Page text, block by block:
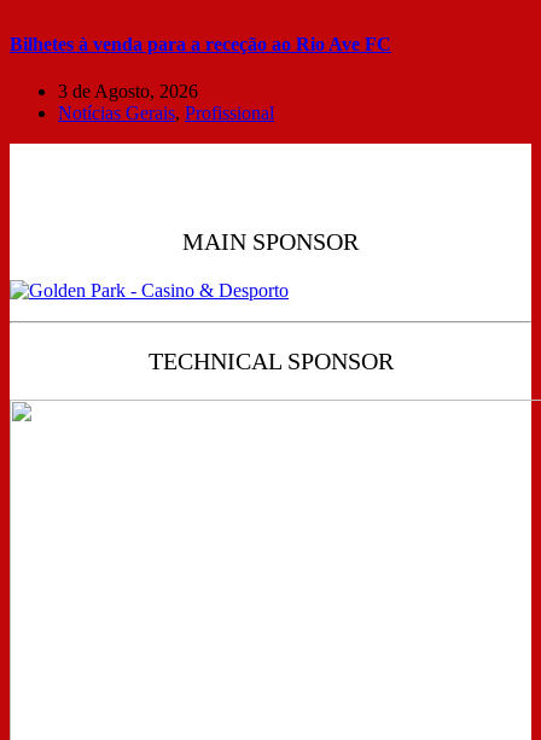
Bilhetes à venda para a receção ao Rio Ave FC
3 de Agosto, 2026
Notícias Gerais, Profissional
MAIN SPONSOR
TECHNICAL SPONSOR